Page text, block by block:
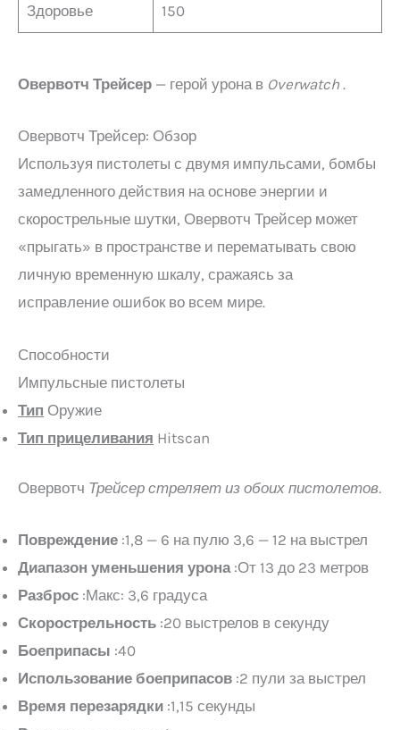
Здоровье 150
Овервотч Трейсер — герой урона в Overwatch .
Овервотч Трейсер: Обзор
Используя пистолеты с двумя импульсами, бомбы
замедленного действия на основе энергии и
скорострельные шутки, Овервотч Трейсер может
«прыгать» в пространстве и перематывать свою
личную временную шкалу, сражаясь за
исправление ошибок во всем мире.
Способности
Импульсные пистолеты
Тип Оружие
Тип прицеливания Hitscan
Овервотч Трейсер стреляет из обоих пистолетов.
Повреждение :1,8 — 6 на пулю 3,6 — 12 на выстрел
Диапазон уменьшения урона:От 13 до 23 метров
Разброс :Макс: 3,6 градуса
Скорострельность :20 выстрелов в секунду
Боеприпасы :40
Использование боеприпасов :2 пули за выстрел
Время перезарядки :1,15 секунды